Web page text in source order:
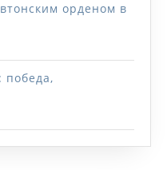
орденом в